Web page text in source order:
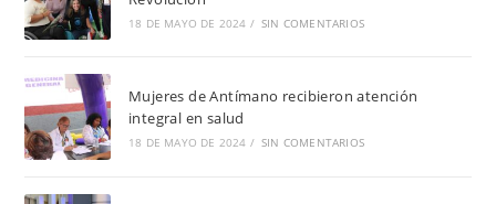
18 DE MAYO DE 2024 / SIN COMENTARIOS
Mujeres de Antímano recibieron atención
integral en salud
18 DE MAYO DE 2024 / SIN COMENTARIOS